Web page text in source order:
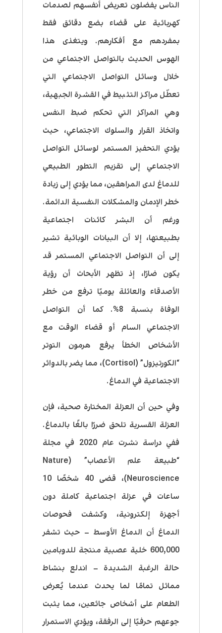
الناس يفضلون تعريض أنفسهم لصدمات
كهربائية على قضاء بضع دقائق فقط
بمفردهم مع أفكارهم. ويتغذى هذا
الهوس الحديث بالتواصل الاجتماعي من
خلال وسائل التواصل الاجتماعي التي
تعطّل مراكز التثبيط في القشرة الجبهية،
وهي المراكز التي تحكم ضبط النفس
واتخاذ القرار والسلوك الاجتماعي، حيث
يؤدي التحفيز المستمر لوسائل التواصل
الاجتماعي إلى تقزيم التطور الطبيعي
للدماغ لدى المراهقين، مما يؤدي إلى زيادة
خطر الإدمان والمشكلات النفسية الدائمة.
ورغم أن البشر كائنات اجتماعية
بطبيعتها، إلا أن البيانات الوبائية تشير
إلى أن التواصل الاجتماعي المستمر قد
يكون ضارًا، إذ تظهر الأبحاث أن رؤية
الأصدقاء والعائلة يوميًا ترفع من خطر
الوفاة بنسبة 8%. كما أن التواصل
الاجتماعي السام أو قضاء الوقت مع
الأشخاص الخطأ يرفع هرمون التوتر
“الكورتيزول” (Cortisol)، مما يضر بالدوائر
الاجتماعية في الدماغ.
وفي حين أن العزلة المختارة صحية، فإن
العزلة القسرية تلحق ضررًا بالغًا بالدماغ.
ففي دراسة نشرت عام 2020 في مجلة
“طبيعة علم الأعصاب” (Nature
Neuroscience)، قضى 40 شخصًا 10
ساعات في عزلة اجتماعية كاملة دون
أجهزة إلكترونية، وكشفت فحوصات
الدماغ أن الدماغ الأوسط – حيث تشفر
600,000 خلية عصبية منتجة للدوبامين
حالة الرغبة الشديدة – اندلع بنشاط
مماثل تمامًا لما يحدث عندما يُعرض
الطعام على أشخاص جائعين، مما يثبت
جوعهم حرفيًا إلى الرفقة، ويؤدي الاستمرار